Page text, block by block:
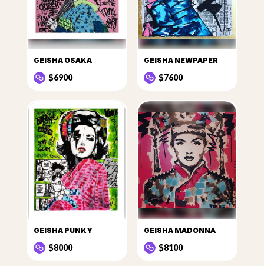
GEISHA OSAKA
$6900
GEISHA NEWPAPER
$7600
GEISHA PUNKY
$8000
GEISHA MADONNA
$8100